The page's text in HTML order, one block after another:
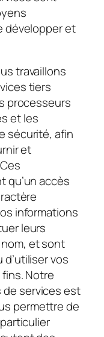
développer et
travaillons
tiers
processeurs
et les
sécurité, afin
et
qu’un accès
informations
leurs
et sont
vos
Notre
services est
permettre de